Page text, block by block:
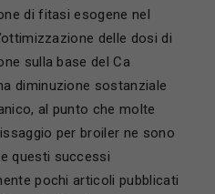
di fitasi esogene nel
delle dosi di
sulla base del Ca
diminuzione sostanziale
al punto che molte
per broiler ne sono
questi successi
pochi articoli pubblicati